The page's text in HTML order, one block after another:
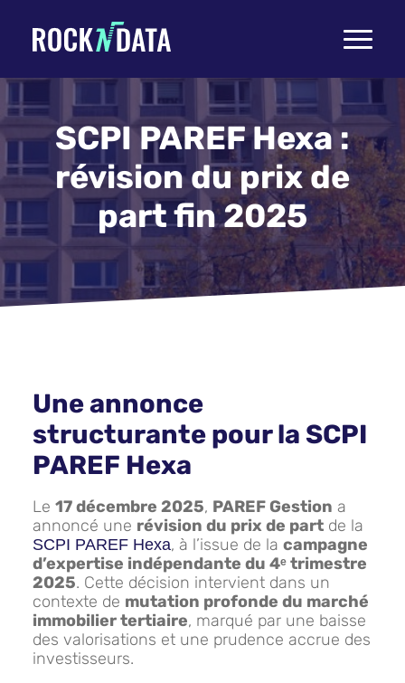
Toggle
SCPI PAREF Hexa :
révision du prix de
part fin 2025
Une annonce
structurante pour la SCPI
PAREF Hexa
Le 17 décembre 2025, PAREF Gestion a
annoncé une révision du prix de part de la
SCPI PAREF Hexa, à l’issue de la campagne
d’expertise indépendante du 4ᵉ trimestre
2025. Cette décision intervient dans un
contexte de mutation profonde du marché
immobilier tertiaire, marqué par une baisse
des valorisations et une prudence accrue des
investisseurs.